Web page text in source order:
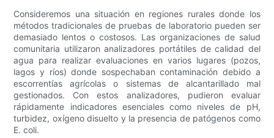
Consideremos una situación en regiones rurales donde los
métodos tradicionales de pruebas de laboratorio pueden ser
demasiado lentos o costosos. Las organizaciones de salud
comunitaria utilizaron analizadores portátiles de calidad del
agua para realizar evaluaciones en varios lugares (pozos,
lagos y ríos) donde sospechaban contaminación debido a
escorrentías agrícolas o sistemas de alcantarillado mal
gestionados. Con estos analizadores, pudieron evaluar
rápidamente indicadores esenciales como niveles de pH,
turbidez, oxígeno disuelto y la presencia de patógenos como
E. coli.